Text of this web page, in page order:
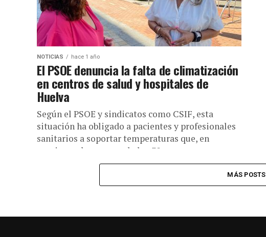
NOTICIAS hace 1 año
El PSOE denuncia la falta de climatización
en centros de salud y hospitales de
Huelva
Según el PSOE y sindicatos como CSIF, esta
situación ha obligado a pacientes y profesionales
sanitarios a soportar temperaturas que, en
ocasiones, han superado los 30...
MÁS POSTS